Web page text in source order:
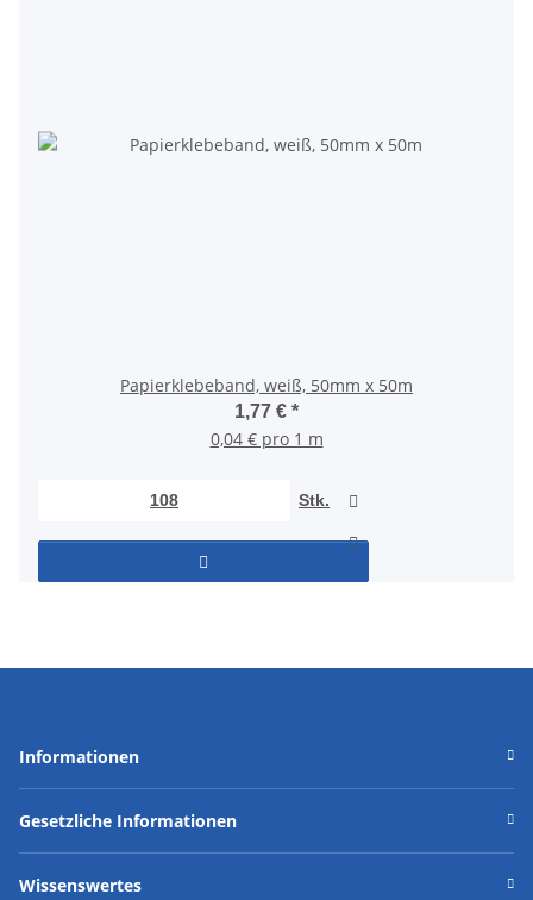
Papierklebeband, weiß, 50mm x 50m
1,77 € *
0,04 € pro 1 m
Stk.
Informationen
Gesetzliche Informationen
Wissenswertes